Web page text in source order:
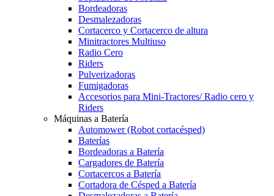
Bordeadoras
Desmalezadoras
Cortacerco y Cortacerco de altura
Minitractores Multiuso
Radio Cero
Riders
Pulverizadoras
Fumigadoras
Accesorios para Mini-Tractores/ Radio cero y
Riders
Máquinas a Batería
Automower (Robot cortacésped)
Baterías
Bordeadoras a Batería
Cargadores de Batería
Cortacercos a Batería
Cortadora de Césped a Batería